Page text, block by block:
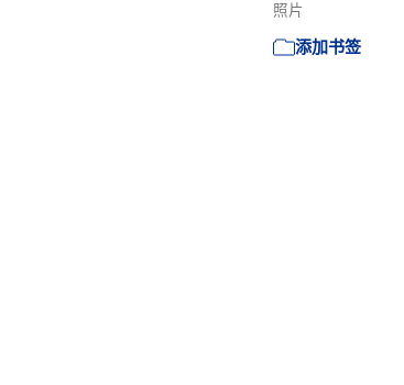
照片
添加书签